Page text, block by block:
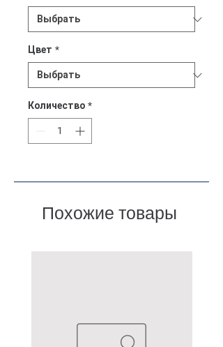
Цвет *
Количество *
Похожие товары